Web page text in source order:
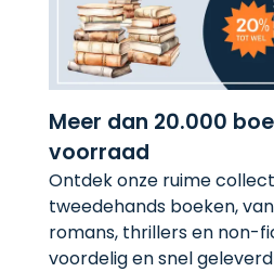
Meer dan 20.000
voorraad
Ontdek onze ruime
tweedehands boeken,
romans, thrillers en non-
voordelig en snel